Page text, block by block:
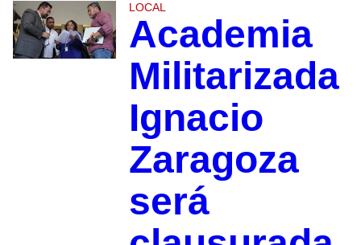
LOCAL
Academia
Militarizada
Ignacio
Zaragoza
será